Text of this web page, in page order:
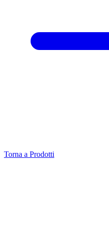
Torna a Prodotti